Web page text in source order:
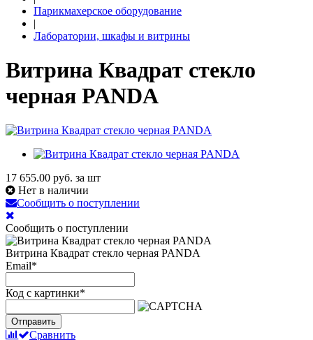
Парикмахерское оборудование
|
Лаборатории, шкафы и витрины
Витрина Квадрат стекло
черная PANDA
17 655.00 руб. за шт
Нет в наличии
Сообщить о поступлении
Сообщить о поступлении
Витрина Квадрат стекло черная PANDA
Email*
Код с картинки*
Отправить
Сравнить